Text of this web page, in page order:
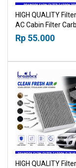
HIGH QUALITY
AC Cabin Filter
Toyota 86 2012+
Rp 55.000
HIGH QUALITY